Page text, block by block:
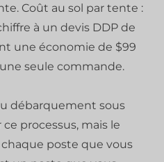
Coût au sol par tente :
à un devis DDP de
une économie de $99
seule commande.
débarquement sous
processus, mais le
poste que vous